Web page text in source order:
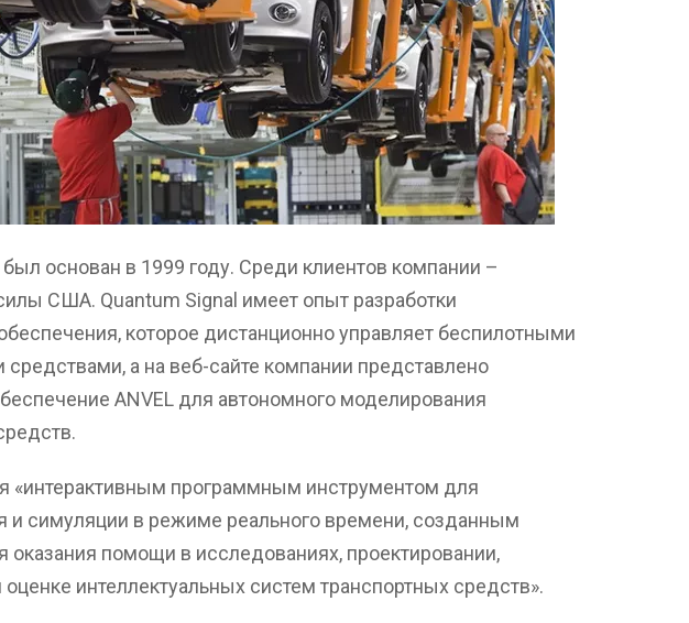
основан в 1999 году. Среди клиентов компании –
США. Quantum Signal имеет опыт разработки
которое дистанционно управляет беспилотными
а на веб-сайте компании представлено
ANVEL для автономного моделирования
«интерактивным программным инструментом для
и симуляции в режиме реального времени, созданным
оказания помощи в исследованиях, проектировании,
оценке интеллектуальных систем транспортных средств».